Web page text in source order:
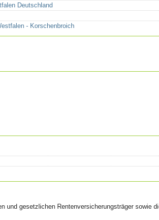
Deutschland
- Korschenbroich
und gesetzlichen Rentenversicherungsträger sowie